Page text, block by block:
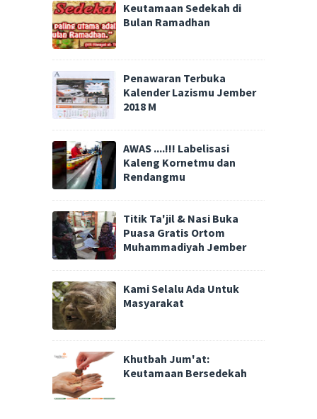
Keutamaan Sedekah di
Bulan Ramadhan
Penawaran Terbuka
Kalender Lazismu Jember
2018 M
AWAS ....!!! Labelisasi
Kaleng Kornetmu dan
Rendangmu
Titik Ta'jil & Nasi Buka
Puasa Gratis Ortom
Muhammadiyah Jember
Kami Selalu Ada Untuk
Masyarakat
Khutbah Jum'at:
Keutamaan Bersedekah